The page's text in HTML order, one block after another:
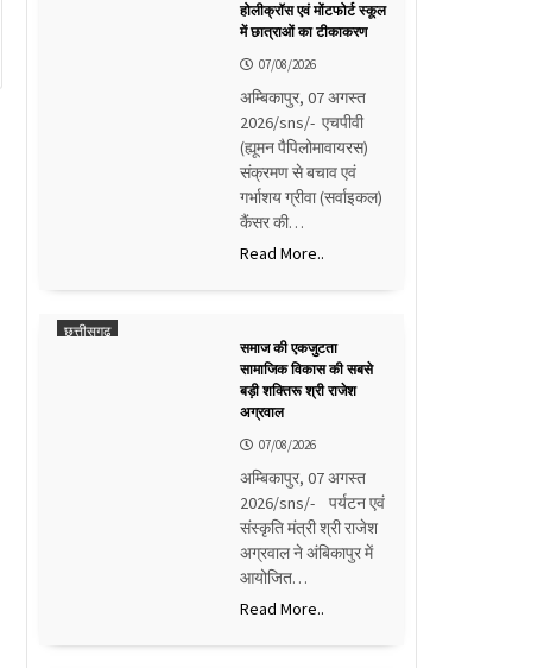
होलीक्रॉस एवं मोंटफोर्ट स्कूल
में छात्राओं का टीकाकरण
07/08/2026
अम्बिकापुर, 07 अगस्त
2026/sns/- एचपीवी
(ह्यूमन पैपिलोमावायरस)
संक्रमण से बचाव एवं
गर्भाशय ग्रीवा (सर्वाइकल)
कैंसर की…
Read More..
छत्तीसगढ़
समाज की एकजुटता
सामाजिक विकास की सबसे
बड़ी शक्तिरू श्री राजेश
अग्रवाल
07/08/2026
अम्बिकापुर, 07 अगस्त
2026/sns/- पर्यटन एवं
संस्कृति मंत्री श्री राजेश
अग्रवाल ने अंबिकापुर में
आयोजित…
Read More..